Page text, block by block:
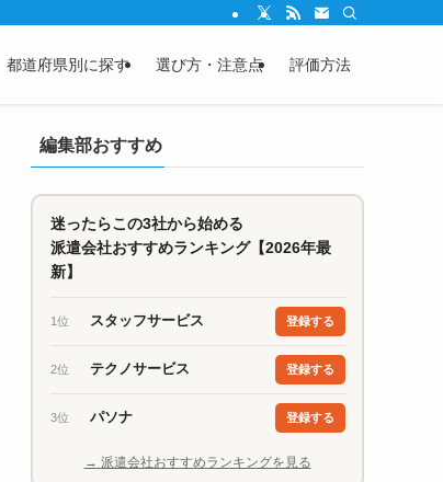
都道府県別に探す 選び方・注意点 評価方法
編集部おすすめ
迷ったらこの3社から始める
派遣会社おすすめランキング【2026年最
新】
1位 スタッフサービス 登録する
2位 テクノサービス 登録する
3位 パソナ 登録する
→ 派遣会社おすすめランキングを見る